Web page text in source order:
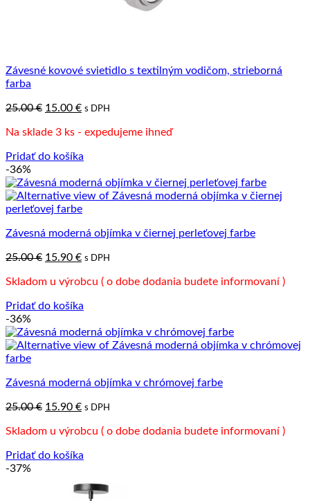
Závesné kovové svietidlo s textilným vodičom, strieborná
farba
25.00€ Pôvodná
bola:
15.00 €Aktuálna
je:
s DPH
Na sklade 3 ks - expedujeme ihneď
Pridať do košíka
-36%
Závesná moderná objímka v čiernej perleťovej farbe
25.00€ Pôvodná
bola:
15.90 €Aktuálna
je:
s DPH
Skladom u výrobcu ( o dobe dodania budete informovaní )
Pridať do košíka
-36%
Závesná moderná objímka v chrómovej farbe
25.00€ Pôvodná
bola:
15.90 €Aktuálna
je:
s DPH
Skladom u výrobcu ( o dobe dodania budete informovaní )
Pridať do košíka
-37%